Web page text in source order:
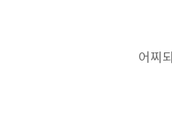
어찌